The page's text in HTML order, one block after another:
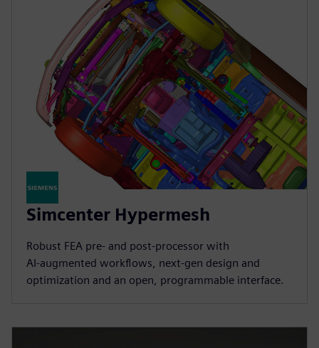
Simcenter Hypermesh
Robust FEA pre‑ and post‑processor with
AI‑augmented workflows, next‑gen design and
optimization and an open, programmable interface.